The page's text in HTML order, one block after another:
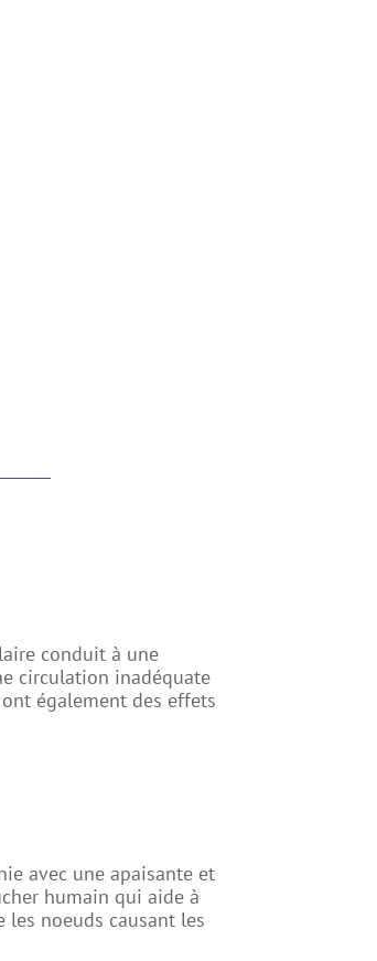
conduit à une
circulation inadéquate
également des effets
avec une apaisante et
humain qui aide à
noeuds causant les